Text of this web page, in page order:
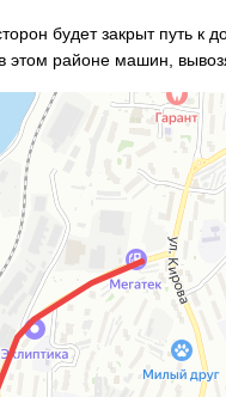
будет закрыт путь
этом районе машин,